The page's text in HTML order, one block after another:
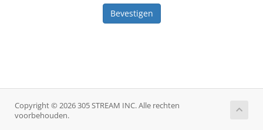
Bevestigen
Copyright © 2026 305 STREAM INC. Alle rechten
voorbehouden.